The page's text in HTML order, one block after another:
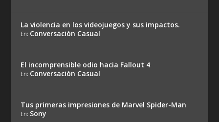
La violencia en los videojuegos y sus impactos.
En: Conversación Casual
El incomprensible odio hacia Fallout 4
En: Conversación Casual
Tus primeras impresiones de Marvel Spider-Man
En: Sony